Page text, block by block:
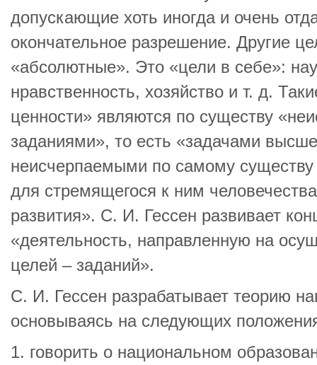
допускающие хоть иногда и очень
окончательное разрешение. Другие
«абсолютные». Это «цели в себе»:
нравственность, хозяйство и т. д.
ценности» являются по существу
заданиями», то есть «задачами
неисчерпаемыми по самому
для стремящегося к ним
развития». С. И. Гессен развивает
«деятельность, направленную на
целей – заданий».
С. И. Гессен разрабатывает теорию
основываясь на следующих
1. говорить о национальном